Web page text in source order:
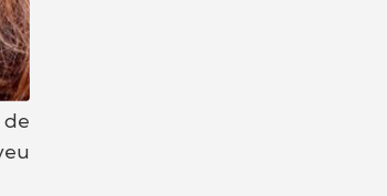
de